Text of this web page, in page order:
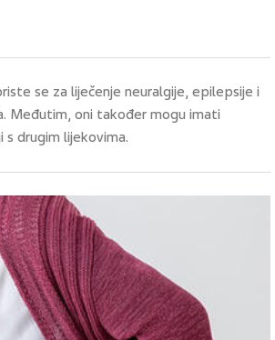
se za liječenje neuralgije, epilepsije i
Međutim, oni također mogu imati
drugim lijekovima.